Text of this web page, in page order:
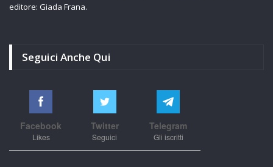
editore: Giada Frana.
Seguici Anche Qui
Facebook
Likes
Twitter
Seguici
Telegram
Gli iscritti